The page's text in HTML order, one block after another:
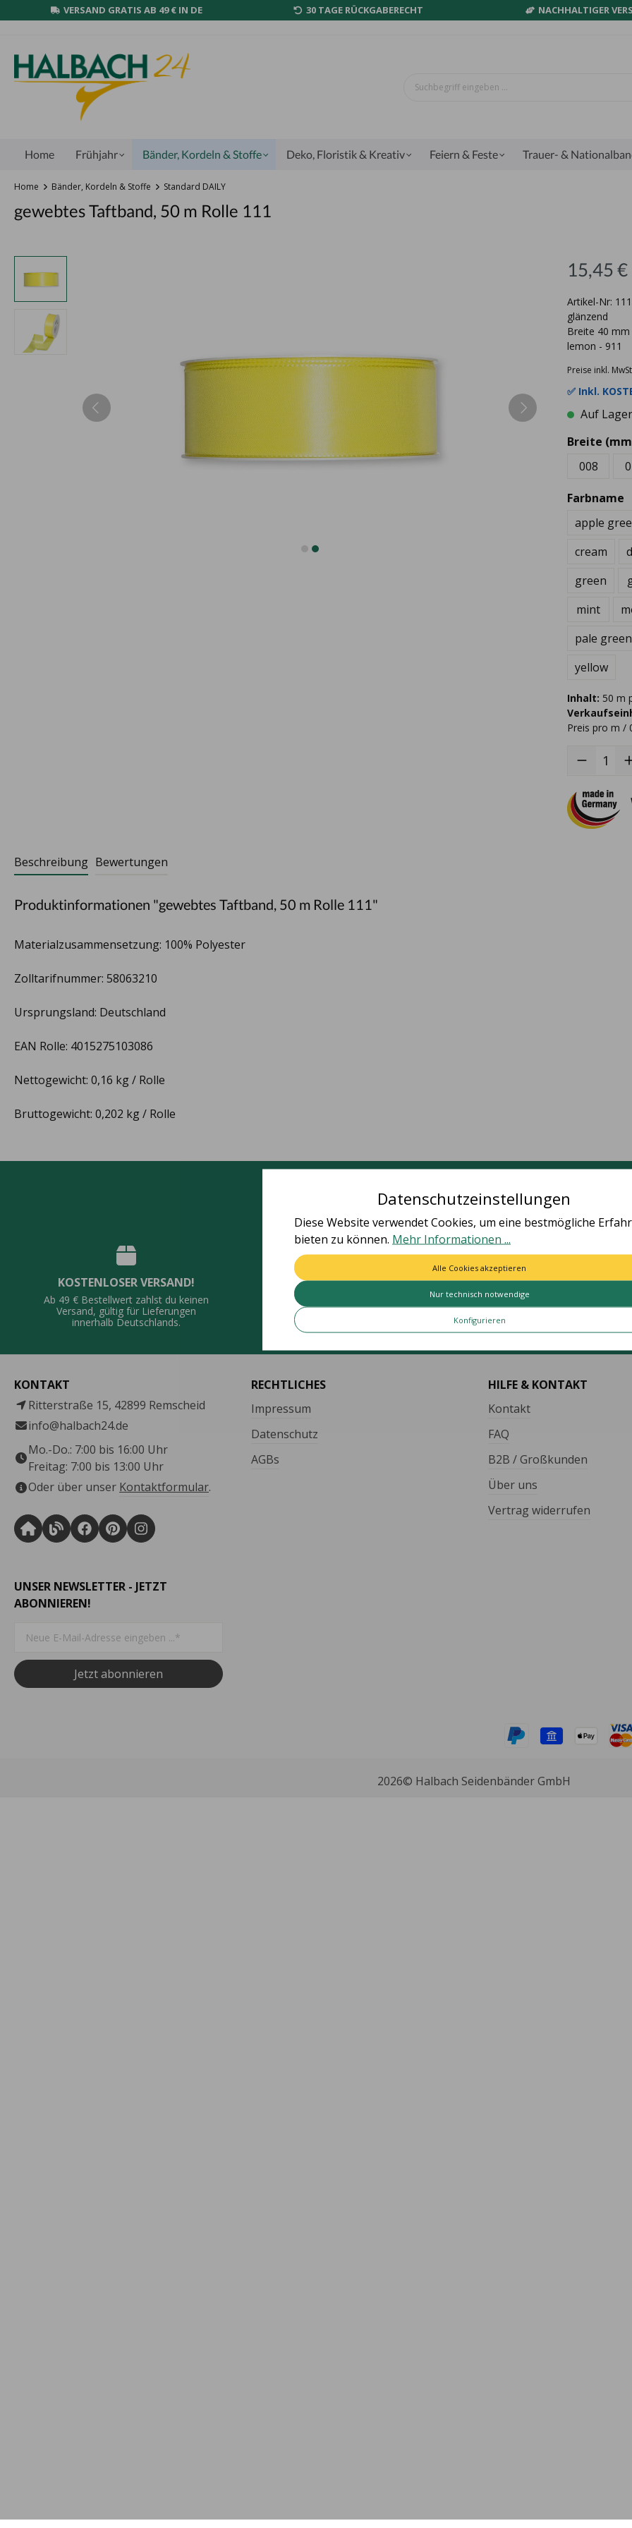
VERSAND GRATIS AB 49 € IN DE 30 TAGE RÜCKGABERECHT NACHHALTIGER
Home Frühjahr Bänder, Kordeln & Stoffe Deko, Floristik & Kreativ Feiern & Feste Trauer- &
Home Bänder, Kordeln & Stoffe Standard DAILY
gewebtes Taftband, 50 m Rolle 111
15,45 €
Artikel-Nr:
glänzend
Breite 40
lemon - 911
Preise inkl.
✅ Inkl.
Auf
Breite
008
Farbname
apple
cream
green
mint
pale green
yellow
Inhalt: 50 m
Preis pro m /
Beschreibung Bewertungen
Produktinformationen "gewebtes Taftband, 50 m Rolle 111"
Materialzusammensetzung: 100% Polyester
Zolltarifnummer: 58063210
Ursprungsland: Deutschland
EAN Rolle: 4015275103086
Nettogewicht: 0,16 kg / Rolle
Bruttogewicht: 0,202 kg / Rolle
Deine Vorteile
KOSTENLOSER VERSAND!
Ab 49 € Bestellwert zahlst du keinen
Versand, gültig für Lieferungen
innerhalb Deutschlands.
QUALITÄT MADE IN GERMANY
Viele Artikel vollständig in
Schnelle und bequeme
KONTAKT
Ritterstraße 15, 42899 Remscheid
info@halbach24.de
Mo.-Do.: 7:00 bis 16:00 Uhr
Freitag: 7:00 bis 13:00 Uhr
Oder über unser Kontaktformular.
RECHTLICHES
Impressum
Datenschutz
AGBs
HILFE & KONTAKT
Kontakt
FAQ
B2B / Großkunden
Über uns
Vertrag widerrufen
UNSER NEWSLETTER - JETZT
ABONNIEREN!
Jetzt abonnieren
2026© Halbach Seidenbänder GmbH
Datenschutzeinstellungen
Diese Website verwendet Cookies, um eine bestmögliche
bieten zu können. Mehr Informationen ...
Nur technisch notwendige
Konfigurieren
Alle Cookies akzeptieren